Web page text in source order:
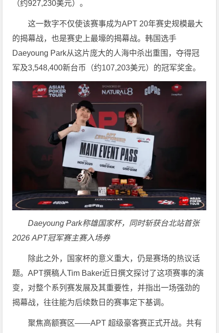
（约927,230美元）。
这一数字不仅使该赛事成为APT 20年赛史规模最大
的揭幕战，也是赛史上最壕的揭幕战。韩国选手
Daeyoung Park从这片庞大的人海中杀出重围，夺得冠
军及3,548,400新台币（约107,203美元）的冠军奖金。
Daeyoung Park称雄国家杯，同时斩获台北站首张
2026 APT冠军赛主赛入场券
除此之外，国家杯的意义重大，仍是赛场的热议话
题。APT撰稿人Tim Baker近日撰文探讨了这项赛事的演
变，对整个系列赛发展及其重要性，并指出一场强劲的
揭幕战，往往能为后续数日的赛事定下基调。
聚焦高额赛区——APT 超级豪客赛正式开战。共有